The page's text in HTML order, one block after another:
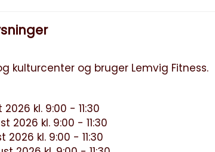
kulturcenter og bruger Lemvig Fitness.
kl. 9:00 - 11:30
2026 kl. 9:00 - 11:30
2026 kl. 9:00 - 11:30